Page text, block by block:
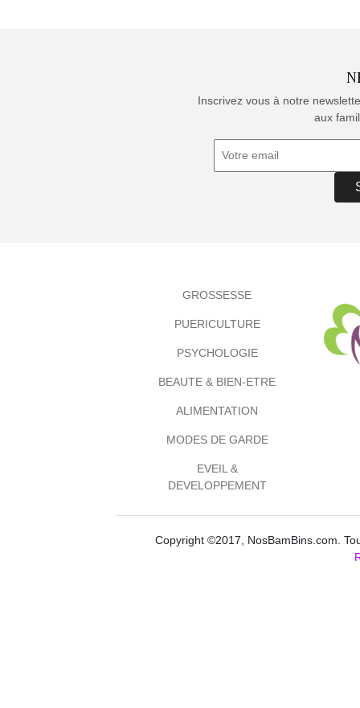
Inscrivez vous à notre
aux
GROSSESSE
PUERICULTURE
PSYCHOLOGIE
BEAUTE & BIEN-ETRE
ALIMENTATION
MODES DE GARDE
EVEIL &
DEVELOPPEMENT
Copyright ©2017, NosBamBins.com.